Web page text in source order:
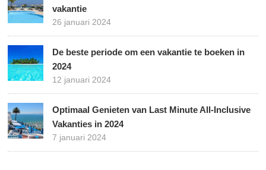
vakantie
26 januari 2024
De beste periode om een vakantie te boeken in
2024
12 januari 2024
Optimaal Genieten van Last Minute All-Inclusive
Vakanties in 2024
7 januari 2024